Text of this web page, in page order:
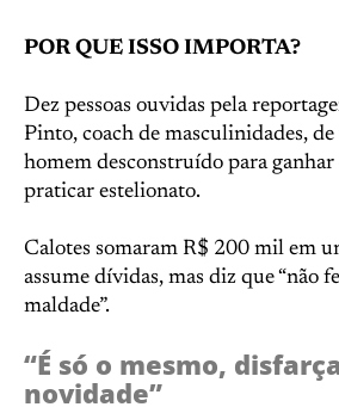
POR QUE ISSO IMPORTA?
Dez pessoas ouvidas pela
Pinto, coach de masculinidades,
homem desconstruído para ganhar
praticar estelionato.
Calotes somaram R$ 200 mil em
assume dívidas, mas diz que “não
maldade”.
“É só o mesmo,
novidade”